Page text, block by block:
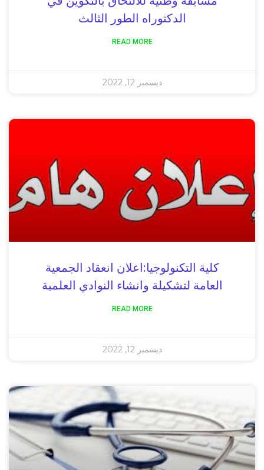
الدكتوراه الطور الثالث
READ MORE
ديسمبر 12, 2022
كلية التكنولوجيا:اعلان انعقاد الجمعية
العامة لتشكيلة وانشاء النوادي العلمية
READ MORE
ديسمبر 12, 2022